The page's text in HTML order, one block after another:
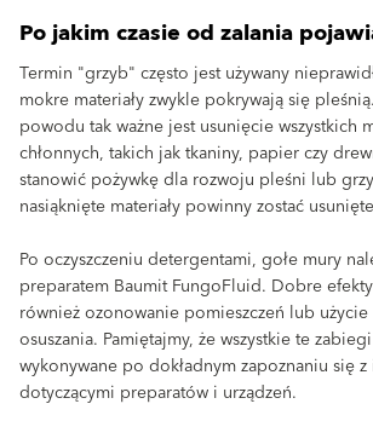
Po jakim czasie od zalania
Termin "grzyb" często jest używany
mokre materiały zwykle pokrywają się
powodu tak ważne jest usunięcie wszystkich
chłonnych, takich jak tkaniny, papier czy
stanowić pożywkę dla rozwoju pleśni lub
nasiąknięte materiały powinny zostać
Po oczyszczeniu detergentami, gołe mury
preparatem Baumit FungoFluid. Dobre
również ozonowanie pomieszczeń lub
osuszania. Pamiętajmy, że wszystkie te
wykonywane po dokładnym zapoznaniu się
dotyczącymi preparatów i urządzeń.